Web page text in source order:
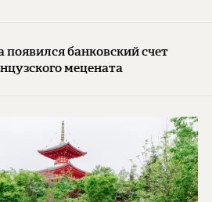
банковский счет
мецената